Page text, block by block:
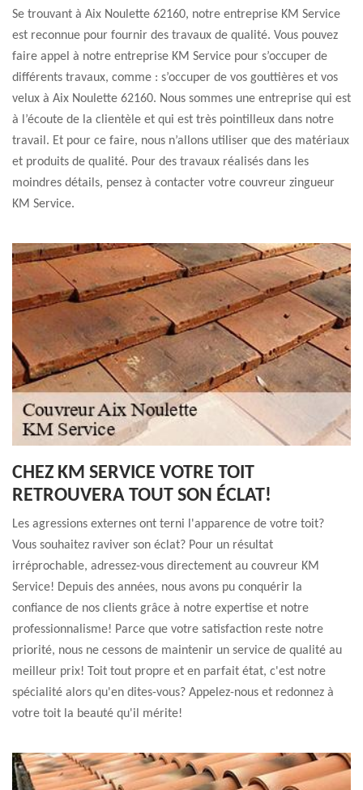
Se trouvant à Aix Noulette 62160, notre entreprise KM Service
est reconnue pour fournir des travaux de qualité. Vous pouvez
faire appel à notre entreprise KM Service pour s’occuper de
différents travaux, comme : s’occuper de vos gouttières et vos
velux à Aix Noulette 62160. Nous sommes une entreprise qui est
à l’écoute de la clientèle et qui est très pointilleux dans notre
travail. Et pour ce faire, nous n’allons utiliser que des matériaux
et produits de qualité. Pour des travaux réalisés dans les
moindres détails, pensez à contacter votre couvreur zingueur
KM Service.
CHEZ KM SERVICE VOTRE TOIT
RETROUVERA TOUT SON ÉCLAT!
Les agressions externes ont terni l'apparence de votre toit?
Vous souhaitez raviver son éclat? Pour un résultat
irréprochable, adressez-vous directement au couvreur KM
Service! Depuis des années, nous avons pu conquérir la
confiance de nos clients grâce à notre expertise et notre
professionnalisme! Parce que votre satisfaction reste notre
priorité, nous ne cessons de maintenir un service de qualité au
meilleur prix! Toit tout propre et en parfait état, c'est notre
spécialité alors qu'en dites-vous? Appelez-nous et redonnez à
votre toit la beauté qu'il mérite!